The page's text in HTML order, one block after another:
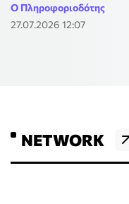
Ο Πληροφοριοδότης
27.07.2026 12:07
NETWORK